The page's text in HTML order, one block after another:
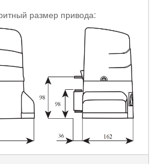
размер привода: